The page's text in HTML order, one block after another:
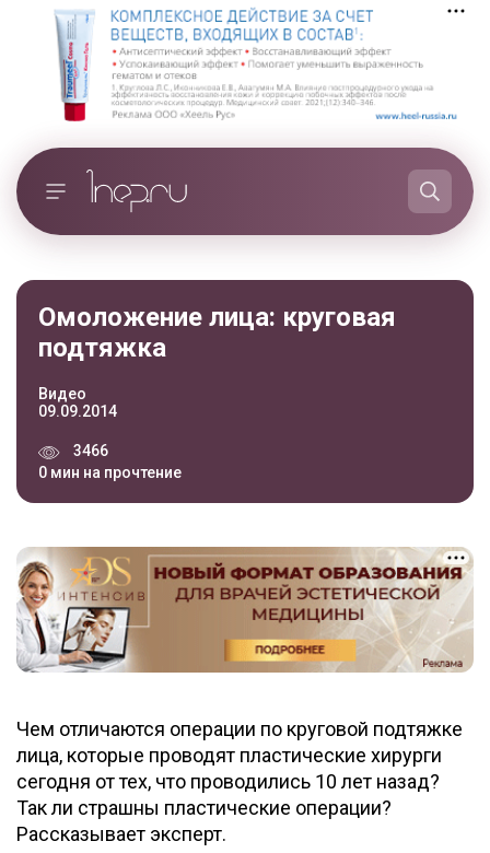
Омоложение лица: круговая
подтяжка
Видео
09.09.2014
3466
0 мин на прочтение
Чем отличаются операции по круговой подтяжке
лица, которые проводят пластические хирурги
сегодня от тех, что проводились 10 лет назад?
Так ли страшны пластические операции?
Рассказывает эксперт.